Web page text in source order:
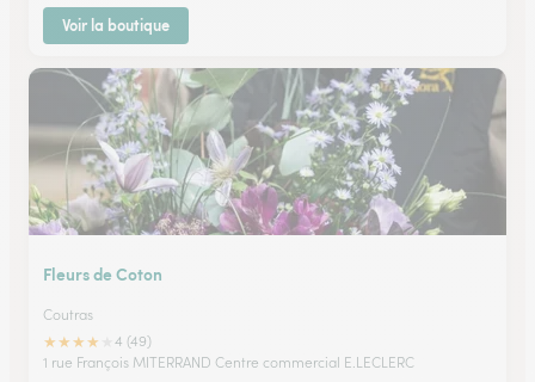
Voir la boutique
Fleurs de Coton
Coutras
★★★★
4 (49)
1 rue François MITERRAND Centre commercial E.LECLERC